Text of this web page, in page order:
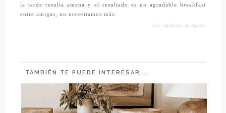
la tarde resulta amena y el resultado es un agradable breakfast
entre amigas, no necesitamos más.
vía: sunday-suppers
TAMBIÉN TE PUEDE INTERESAR...